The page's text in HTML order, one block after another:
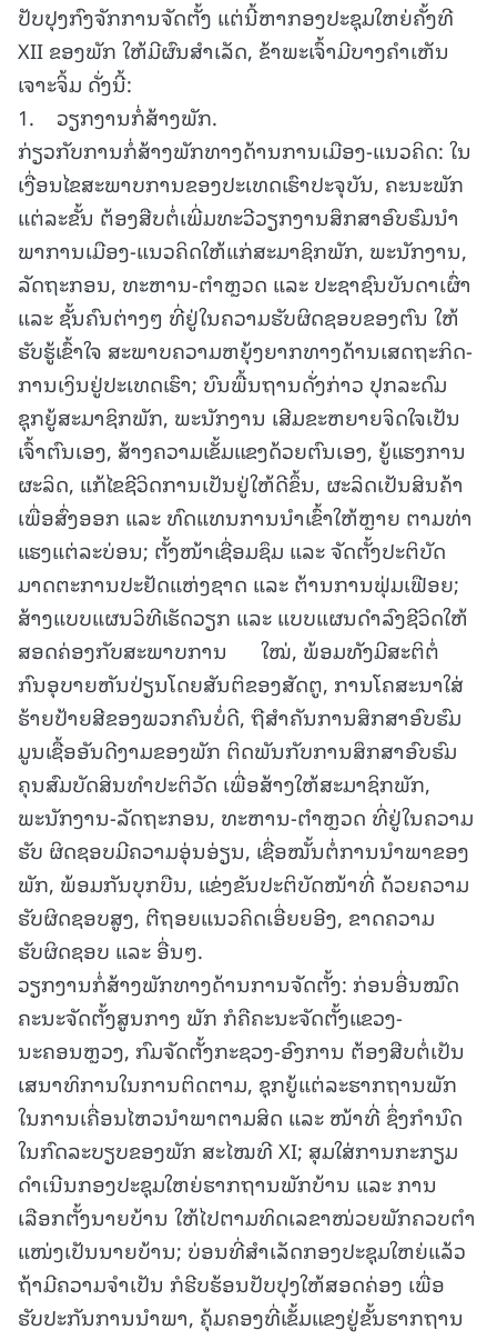
ປັບປຸງກົງຈັກການຈັດຕັ້ງ ແຕ່ນີ້ຫາກອງປະຊຸມໃຫຍ່ຄັ້ງທີ
XII ຂອງພັກ ໃຫ້ມີຜົນສໍາເລັດ, ຂ້າພະເຈົ້າມີບາງຄໍາເຫັນ
ເຈາະຈິ້ມ ດັ່ງນີ້:
1. ວຽກງານກໍ່ສ້າງພັກ.
ກ່ຽວກັບການກໍ່ສ້າງພັກທາງດ້ານການເມືອງ-ແນວຄິດ: ໃນ
ເງື່ອນໄຂສະພາບການຂອງປະເທດເຮົາປະຈຸບັນ, ຄະນະພັກ
ແຕ່ລະຂັ້ນ ຕ້ອງສືບຕໍ່ເພີ່ມທະວີວຽກງານສຶກສາອົບຮົມນໍາ
ພາການເມືອງ-ແນວຄິດໃຫ້ແກ່ສະມາຊິກພັກ, ພະນັກງານ,
ລັດຖະກອນ, ທະຫານ-ຕຳຫຼວດ ແລະ ປະຊາຊົນບັນດາເຜົ່າ
ແລະ ຊັ້ນຄົນຕ່າງໆ ທີ່ຢູ່ໃນຄວາມຮັບຜິດຊອບຂອງຕົນ ໃຫ້
ຮັບຮູ້ເຂົ້າໃຈ ສະພາບຄວາມຫຍຸ້ງຍາກທາງດ້ານເສດຖະກິດ-
ການເງິນຢູ່ປະເທດເຮົາ; ບົນພື້ນຖານດັ່ງກ່າວ ປຸກລະດົມ
ຊຸກຍູ້ສະມາຊິກພັກ, ພະນັກງານ ເສີມຂະຫຍາຍຈິດໃຈເປັນ
ເຈົ້າຕົນເອງ, ສ້າງຄວາມເຂັ້ມແຂງດ້ວຍຕົນເອງ, ຍູ້ແຮງການ
ຜະລິດ, ແກ້ໄຂຊີວິດການເປັນຢູ່ໃຫ້ດີຂຶ້ນ, ຜະລິດເປັນສິນຄ້າ
ເພື່ອສົ່ງອອກ ແລະ ທົດແທນການນຳເຂົ້າໃຫ້ຫຼາຍ ຕາມທ່າ
ແຮງແຕ່ລະບ່ອນ; ຕັ້ງໜ້າເຊື່ອມຊຶມ ແລະ ຈັດຕັ້ງປະຕິບັດ
ມາດຕະການປະຢັດແຫ່ງຊາດ ແລະ ຕ້ານການຟຸ່ມເຟືອຍ;
ສ້າງແບບແຜນວິທີເຮັດວຽກ ແລະ ແບບແຜນດໍາລົງຊີວິດໃຫ້
ສອດຄ່ອງກັບສະພາບການ ໃໝ່, ພ້ອມທັງມີສະຕິຕໍ່
ກົນອຸບາຍຫັນປ່ຽນໂດຍສັນຕິຂອງສັດຕູ, ການໂຄສະນາໃສ່
ຮ້າຍປ້າຍສີຂອງພວກຄົນບໍ່ດີ, ຖືສໍາຄັນການສຶກສາອົບຮົມ
ມູນເຊື້ອອັນດີງາມຂອງພັກ ຕິດພັນກັບການສຶກສາອົບຮົມ
ຄຸນສົມບັດສິນທໍາປະຕິວັດ ເພື່ອສ້າງໃຫ້ສະມາຊິກພັກ,
ພະນັກງານ-ລັດຖະກອນ, ທະຫານ-ຕຳຫຼວດ ທີ່ຢູ່ໃນຄວາມ
ຮັບ ຜິດຊອບມີຄວາມອຸ່ນອ່ຽນ, ເຊື່ອໝັ້ນຕໍ່ການນໍາພາຂອງ
ພັກ, ພ້ອມກັນບຸກບືນ, ແຂ່ງຂັນປະຕິບັດໜ້າທີ່ ດ້ວຍຄວາມ
ຮັບຜິດຊອບສູງ, ຕີຖອຍແນວຄິດເອື່ຍຍອີງ, ຂາດຄວາມ
ຮັບຜິດຊອບ ແລະ ອື່ນໆ.
ວຽກງານກໍ່ສ້າງພັກທາງດ້ານການຈັດຕັ້ງ: ກ່ອນອື່ນໝົດ
ຄະນະຈັດຕັ້ງສູນກາງ ພັກ ກໍຄືຄະນະຈັດຕັ້ງແຂວງ-
ນະຄອນຫຼວງ, ກົມຈັດຕັ້ງກະຊວງ-ອົງການ ຕ້ອງສືບຕໍ່ເປັນ
ເສນາທິການໃນການຕິດຕາມ, ຊຸກຍູ້ແຕ່ລະຮາກຖານພັກ
ໃນການເຄື່ອນໄຫວນໍາພາຕາມສິດ ແລະ ໜ້າທີ່ ຊຶ່ງກໍານົດ
ໃນກົດລະບຽບຂອງພັກ ສະໄໝທີ XI; ສຸມໃສ່ການກະກຽມ
ດໍາເນີນກອງປະຊຸມໃຫຍ່ຮາກຖານພັກບ້ານ ແລະ ການ
ເລືອກຕັ້ງນາຍບ້ານ ໃຫ້ໄປຕາມທິດເລຂາໜ່ວຍພັກຄວບຕໍາ
ແໜ່ງເປັນນາຍບ້ານ; ບ່ອນທີ່ສໍາເລັດກອງປະຊຸມໃຫຍ່ແລ້ວ
ຖ້າມີຄວາມຈໍາເປັນ ກໍຮີບຮ້ອນປັບປຸງໃຫ້ສອດຄ່ອງ ເພື່ອ
ຮັບປະກັນການນຳພາ, ຄຸ້ມຄອງທີ່ເຂັ້ມແຂງຢູ່ຂັ້ນຮາກຖານ